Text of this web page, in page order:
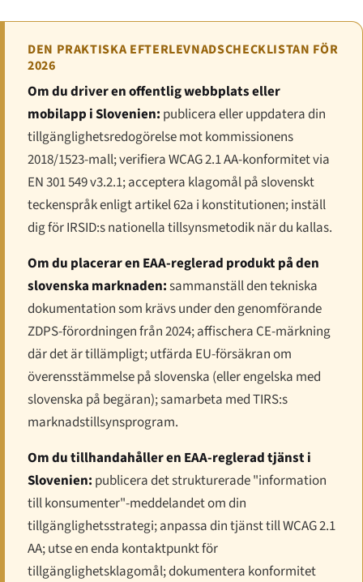
DEN PRAKTISKA EFTERLEVNADSCHECKLISTAN FÖR
2026
Om du driver en offentlig webbplats eller
mobilapp i Slovenien: publicera eller uppdatera din
tillgänglighetsredogörelse mot kommissionens
2018/1523-mall; verifiera WCAG 2.1 AA-konformitet via
EN 301 549 v3.2.1; acceptera klagomål på slovenskt
teckenspråk enligt artikel 62a i konstitutionen; inställ
dig för IRSID:s nationella tillsynsmetodik när du kallas.
Om du placerar en EAA-reglerad produkt på den
slovenska marknaden:sammanställ den tekniska
dokumentation som krävs under den genomförande
ZDPS-förordningen från 2024; affischera CE-märkning
där det är tillämpligt; utfärda EU-försäkran om
överensstämmelse på slovenska (eller engelska med
slovenska på begäran); samarbeta med TIRS:s
marknadstillsynsprogram.
Om du tillhandahåller en EAA-reglerad tjänst i
Slovenien: publicera det strukturerade "information
till konsumenter"-meddelandet om din
tillgänglighetsstrategi; anpassa din tjänst till WCAG 2.1
AA; utse en enda kontaktpunkt för
tillgänglighetsklagomål; dokumentera konformitet